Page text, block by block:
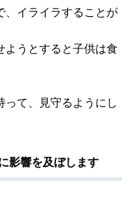
、イライラすることが
ようとすると子供は食
って、見守るようにし
影響を及ぼします